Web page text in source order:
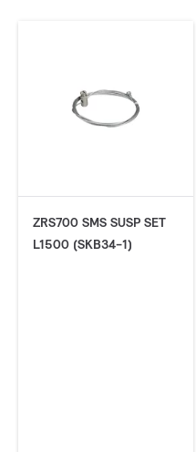
ZRS700 SMS SUSP SET
L1500 (SKB34-1)